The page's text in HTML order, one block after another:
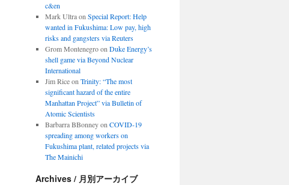
c&en
Mark Ultraon Special Report: Help
wanted in Fukushima: Low pay, high
risks and gangsters via Reuters
Grom Montenegroon Duke Energy’s
shell game via Beyond Nuclear
International
Jim Riceon Trinity: “The most
significant hazard of the entire
Manhattan Project” via Bulletin of
Atomic Scientists
Barbarra BBonneyon COVID-19
spreading among workers on
Fukushima plant, related projects via
The Mainichi
Archives / 月別アーカイブ